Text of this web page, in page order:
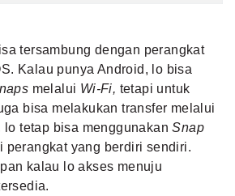
tersambung dengan perangkat
Kalau punya Android, lo bisa
melalui Wi-Fi, tetapi untuk
bisa melakukan transfer melalui
lo tetap bisa menggunakanSnap
perangkat yang berdiri sendiri.
kalau lo akses menuju